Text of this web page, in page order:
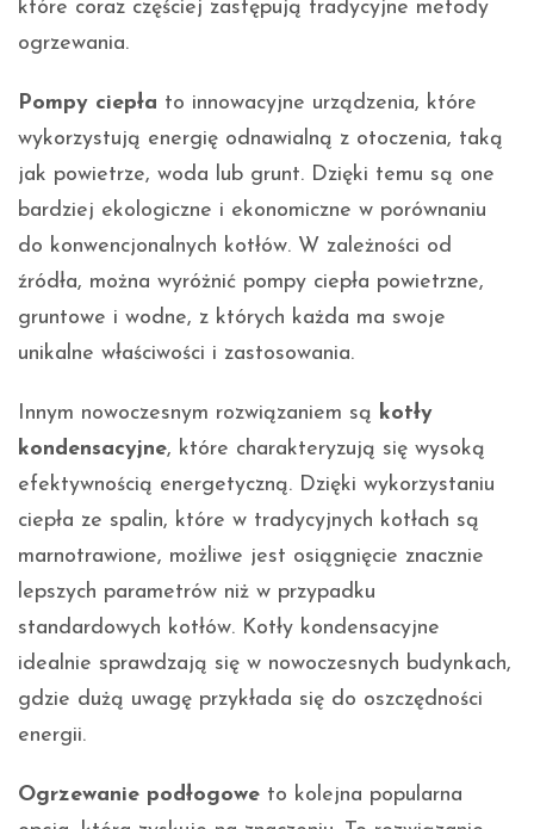
które coraz częściej zastępują tradycyjne metody
ogrzewania.
Pompy ciepła to innowacyjne urządzenia, które
wykorzystują energię odnawialną z otoczenia, taką
jak powietrze, woda lub grunt. Dzięki temu są one
bardziej ekologiczne i ekonomiczne w porównaniu
do konwencjonalnych kotłów. W zależności od
źródła, można wyróżnić pompy ciepła powietrzne,
gruntowe i wodne, z których każda ma swoje
unikalne właściwości i zastosowania.
Innym nowoczesnym rozwiązaniem są kotły
kondensacyjne, które charakteryzują się wysoką
efektywnością energetyczną. Dzięki wykorzystaniu
ciepła ze spalin, które w tradycyjnych kotłach są
marnotrawione, możliwe jest osiągnięcie znacznie
lepszych parametrów niż w przypadku
standardowych kotłów. Kotły kondensacyjne
idealnie sprawdzają się w nowoczesnych budynkach,
gdzie dużą uwagę przykłada się do oszczędności
energii.
Ogrzewanie podłogowe to kolejna popularna